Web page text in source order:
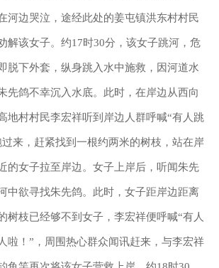
河边哭泣，途经此处的姜屯镇洪东村村民
解该女子。约17时30分，该女子跳河，危
脱下外套，纵身跳入水中施救，因河道水
先鸽不幸沉入水底。此时，在岸边从西向
地村村民李宏祥听到岸边人群呼喊“有人跳
来，赶紧找到一根约两米的树枝，站在岸
的女子拉至岸边。女子上岸后，听闻朱先
中欲寻找朱先鸽。此时，女子距岸边距离
树枝已经够不到女子，李宏祥便呼喊“有人
啦！”，周围热心群众闻讯赶来，与李宏祥